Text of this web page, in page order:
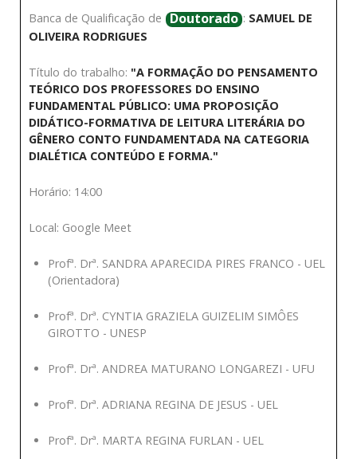
Banca de Qualificação de Doutorado : SAMUEL DE
OLIVEIRA RODRIGUES
Título do trabalho: "A FORMAÇÃO DO PENSAMENTO
TEÓRICO DOS PROFESSORES DO ENSINO
FUNDAMENTAL PÚBLICO: UMA PROPOSIÇÃO
DIDÁTICO-FORMATIVA DE LEITURA LITERÁRIA DO
GÊNERO CONTO FUNDAMENTADA NA CATEGORIA
DIALÉTICA CONTEÚDO E FORMA."
Horário: 14:00
Local: Google Meet
Profª. Drª. SANDRA APARECIDA PIRES FRANCO - UEL
(Orientadora)
Profª. Drª. CYNTIA GRAZIELA GUIZELIM SIMÔES
GIROTTO - UNESP
Profª. Drª. ANDREA MATURANO LONGAREZI - UFU
Profª. Drª. ADRIANA REGINA DE JESUS - UEL
Profª. Drª. MARTA REGINA FURLAN - UEL